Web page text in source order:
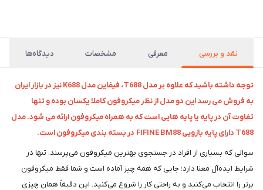
نقد و بررسی معرفی مشخصات دیدگاه‌ها
توجه داشته باشید که علاوه بر مدل T688، فیفاین مدل K688 نیز در بازار ایران
به فروش می رسد این دو مدل از نظر میکروفون کاملا یکسان بوده و تنها
تفاوت آن در پایه یا پایه هایی است که به همراه میکروفون ارائه می شود. مدل
T688 دارای پایه بازویی FIFINE BM88 در بسته بندی میکروفون است.
سوالی که بسیاری از افراد در جستجوی بهترین میکروفون می‌پرسند، تنها در
شرایط ایده‌آل معنا دارد؛ جایی که همه چیز آماده است و شما فقط میکروفون
برتر را انتخاب می‌کنید و به راحتی کار را شروع می‌کنید. این دقیقاً همان چیزی